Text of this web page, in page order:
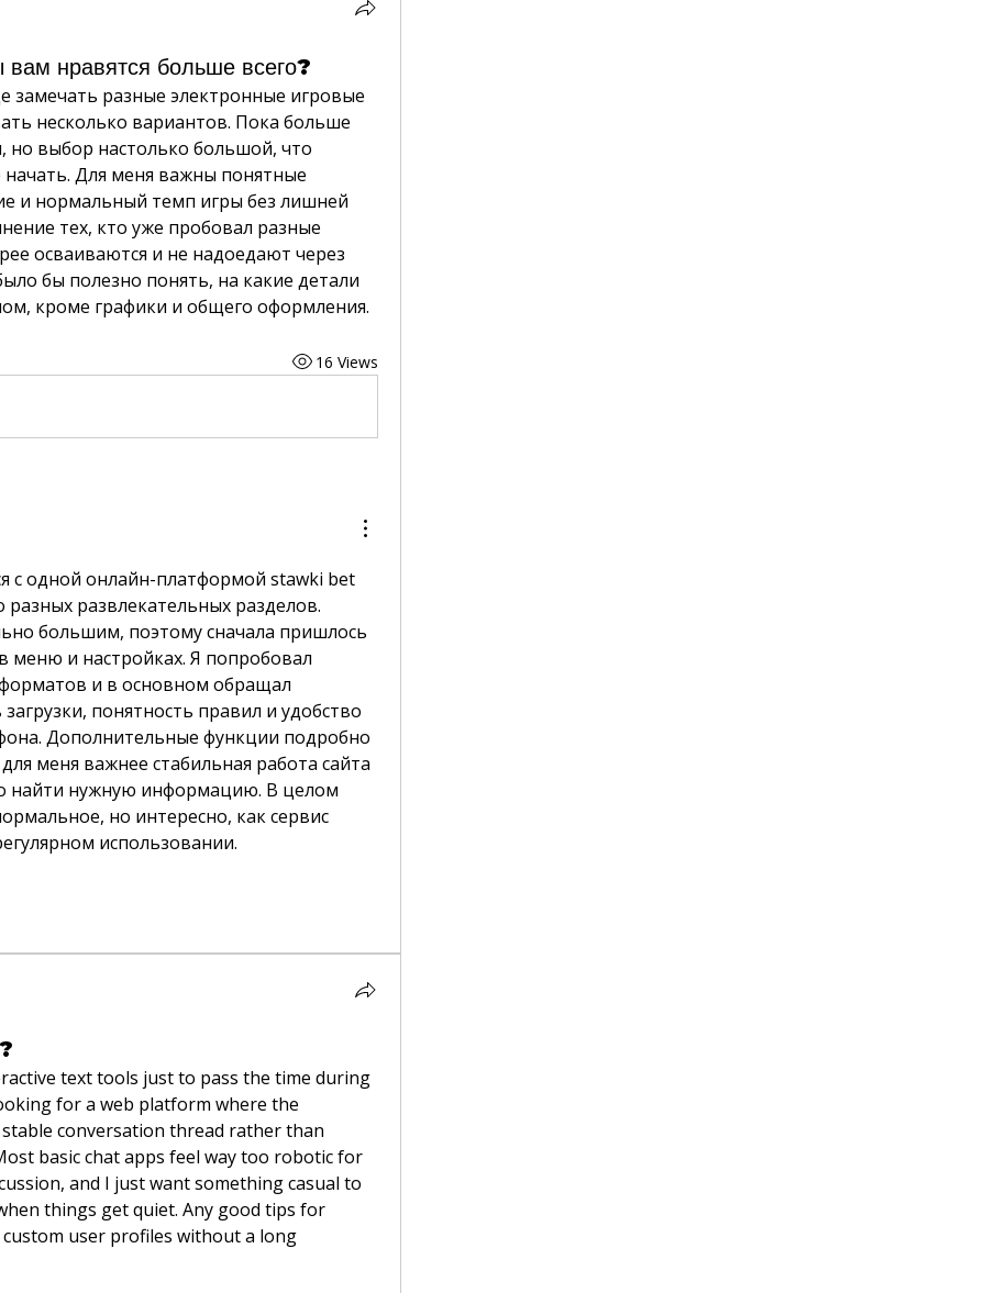
вам нравятся больше всего?
замечать разные электронные игровые
несколько вариантов. Пока больше
но выбор настолько большой, что
начать. Для меня важны понятные
и нормальный темп игры без лишней
тех, кто уже пробовал разные
осваиваются и не надоедают через
бы полезно понять, на какие детали
кроме графики и общего оформления.
16 Views
с одной онлайн-платформой stawki bet
разных развлекательных разделов.
большим, поэтому сначала пришлось
меню и настройках. Я попробовал
и в основном обращал
понятность правил и удобство
Дополнительные функции подробно
меня важнее стабильная работа сайта
найти нужную информацию. В целом
но интересно, как сервис
использовании.
text tools just to pass the time during
for a web platform where the
conversation thread rather than
basic chat apps feel way too robotic for
and I just want something casual to
things get quiet. Any good tips for
user profiles without a long